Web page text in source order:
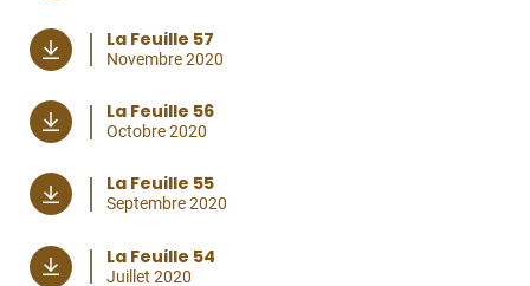
La Feuille 57
Novembre 2020
La Feuille 56
Octobre 2020
La Feuille 55
Septembre 2020
La Feuille 54
Juillet 2020